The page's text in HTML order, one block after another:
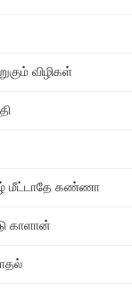
விழிகள்
மீட்டாதே கண்ணா
காளான்